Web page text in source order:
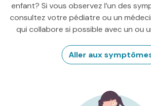
enfant? Si vous observez l’un des
consultez votre pédiatre ou un
qui collabore si possible avec un ou
Aller aux